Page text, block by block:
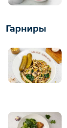
Гарниры